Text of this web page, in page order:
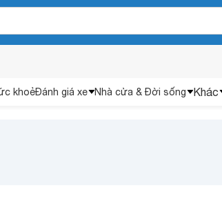
khoẻĐánh giá xe Nhà cửa & Đời sống Khác